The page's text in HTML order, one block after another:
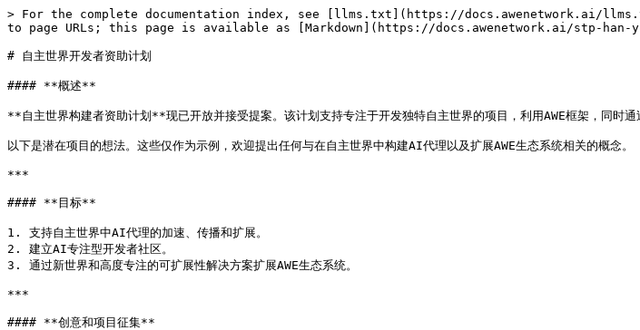
> For the complete documentation index, see [llms.txt](https://docs.awenetwork.ai/
to page URLs; this page is available as [Markdown](https://docs.awenetwork.ai/stp-
# 自主世界开发者资助计划
#### **概述**
**自主世界构建者资助计划**现已开放并接受提案。该计划支持专注于开发独特自主世界的项目，利用AWE框架，同时通
以下是潜在项目的想法。这些仅作为示例，欢迎提出任何与在自主世界中构建AI代理以及扩展AWE生态系统相关的概念。
***
#### **目标**
1. 支持自主世界中AI代理的加速、传播和扩展。
2. 建立AI专注型开发者社区。
3. 通过新世界和高度专注的可扩展性解决方案扩展AWE生态系统。
***
#### **创意和项目征集**